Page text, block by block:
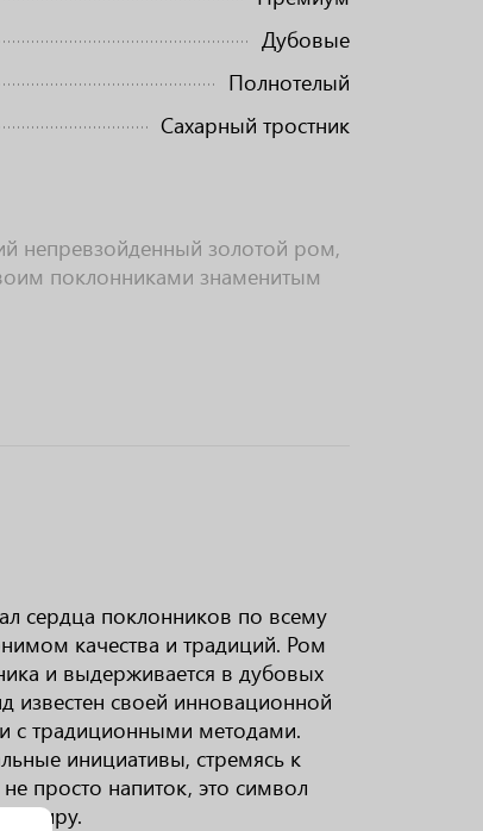
Дубовые
Полнотелый
Сахарный тростник
непревзойденный золотой ром,
поклонниками знаменитым
сердца поклонников по всему
качества и традиций. Ром
и выдерживается в дубовых
известен своей инновационной
с традиционными методами.
инициативы, стремясь к
просто напиток, это символ
миру.